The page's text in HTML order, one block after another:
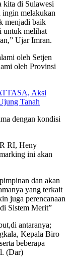
kita di Sulawesi
ingin melakukan
menjadi baik
untuk melihat
Ujar Imran.
oleh Setjen
oleh Provinsi
Aksi
Tanah
dengan kondisi
RI, Heny
ini akan
dan akan
yang terkait
juga perencanaan
Sistem Merit”
antaranya;
Kepala Biro
beberapa
(Dar)